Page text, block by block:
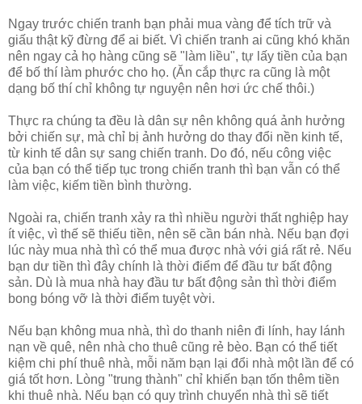
Ngay trước chiến tranh bạn phải mua vàng để tích trữ và
giấu thật kỹ đừng để ai biết. Vì chiến tranh ai cũng khó khăn
nên ngay cả họ hàng cũng sẽ "làm liều", tự lấy tiền của bạn
để bố thí làm phước cho họ. (Ăn cắp thực ra cũng là một
dạng bố thí chỉ không tự nguyện nên hơi ức chế thôi.)
Thực ra chúng ta đều là dân sự nên không quá ảnh hưởng
bởi chiến sự, mà chỉ bị ảnh hưởng do thay đổi nền kinh tế,
từ kinh tế dân sự sang chiến tranh. Do đó, nếu công việc
của bạn có thể tiếp tục trong chiến tranh thì bạn vẫn có thể
làm việc, kiếm tiền bình thường.
Ngoài ra, chiến tranh xảy ra thì nhiều người thất nghiệp hay
ít việc, vì thế sẽ thiếu tiền, nên sẽ cần bán nhà. Nếu bạn đợi
lúc này mua nhà thì có thể mua được nhà với giá rất rẻ. Nếu
bạn dư tiền thì đây chính là thời điểm để đầu tư bất động
sản. Dù là mua nhà hay đầu tư bất động sản thì thời điểm
bong bóng vỡ là thời điểm tuyệt vời.
Nếu bạn không mua nhà, thì do thanh niên đi lính, hay lánh
nạn về quê, nên nhà cho thuê cũng rẻ bèo. Bạn có thể tiết
kiệm chi phí thuê nhà, mỗi năm bạn lại đổi nhà một lần để có
giá tốt hơn. Lòng "trung thành" chỉ khiến bạn tốn thêm tiền
khi thuê nhà. Nếu bạn có quy trình chuyển nhà thì sẽ tiết